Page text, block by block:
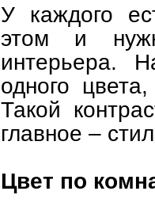
У каждого
этом и
интерьера.
одного
Такой
главное –
Цвет по